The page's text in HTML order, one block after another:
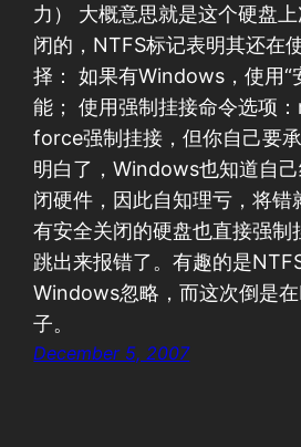
力） 大概意思就是这个硬盘
闭的，NTFS标记表明其还在
择： 如果有Windows，使用“
能； 使用强制挂接命令选项
force强制挂接，但你自己要
明白了，Windows也知道自
闭硬件，因此自知理亏，将错
有安全关闭的硬盘也直接强制
跳出来报错了。有趣的是
Windows忽略，而这次倒是
子。
December 5, 2007